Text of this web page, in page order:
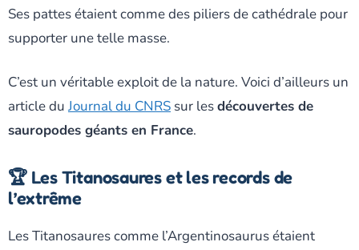
Ses pattes étaient comme des piliers de cathédrale pour
supporter une telle masse.
C’est un véritable exploit de la nature. Voici d’ailleurs un
article duJournal du CNRS sur lesdécouvertes de
sauropodes géants en France.
🏆 Les Titanosaures et les records de
l’extrême
Les Titanosaures comme l’Argentinosaurus étaient